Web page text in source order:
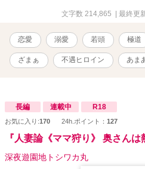
文字数 214,865 | 最終更
恋愛 溺愛 若頭 極道
ざまぁ 不遇ヒロイン あま
長編 連載中 R18
お気に入り:170 24h.ポイント： 127
『人妻論《ママ狩り》 奥さんは
深夜遊園地トシワカ丸